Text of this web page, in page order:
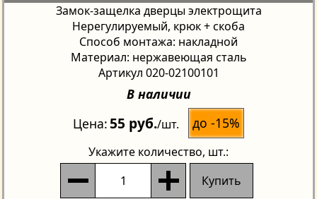
Замок-защелка дверцы электрощита
Нерегулируемый, крюк + скоба
Способ монтажа: накладной
Материал: нержавеющая сталь
Артикул 020-02100101
В наличии
Цена 55 руб./шт. до -15%
Укажите количество, шт.:
Купить